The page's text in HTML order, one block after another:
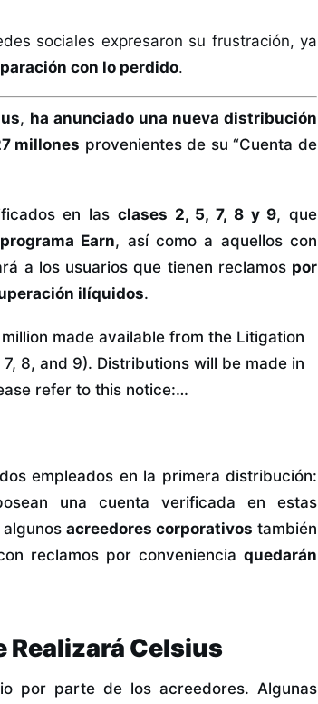
sociales expresaron su frustración, ya
con lo perdido.
, ha anunciado una nueva distribución
millones provenientes de su “Cuenta de
en las clases 2, 5, 7, 8 y 9, que
programa Earn, así como a aquellos con
a los usuarios que tienen reclamos por
ilíquidos.
made available from the Litigation
8, and 9). Distributions will be made in
refer to this notice:…
empleados en la primera distribución:
una cuenta verificada en estas
acreedores corporativos también
reclamos por conveniencia quedarán
Realizará Celsius
por parte de los acreedores. Algunas